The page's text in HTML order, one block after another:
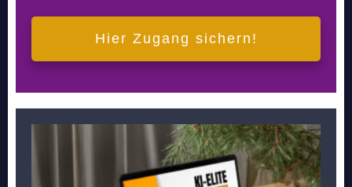
Hier Zugang sichern!